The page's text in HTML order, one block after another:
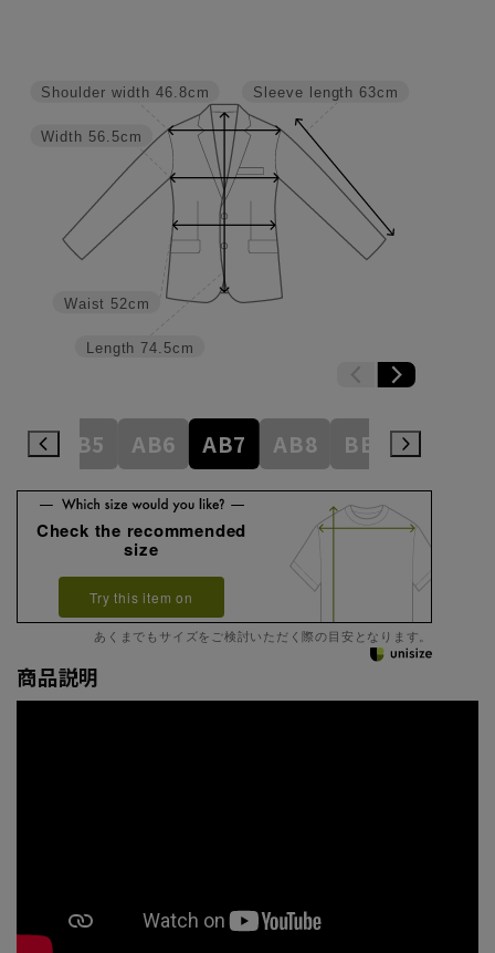
Sleeve length 63cm
Length 74.5cm
Waist 52cm
Width 56.5cm
Shoulder width 46.8cm
AB5 AB6 AB7 AB8 BE3 BE4
Check the recommended
size
Try this item on
あくまでもサイズをご検討いただく際の目安となります。
商品説明